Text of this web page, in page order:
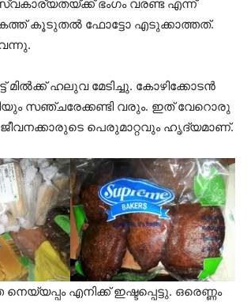
സ്വകാര്യതയ്ക്ക് ഭംഗം വരണ്ട എന്ന്
കൂടുതൽ ഫോട്ടോ എടുക്കാത്തത്.
വന്നു.
ഹലുവ മേടിച്ചു. കോഴിക്കോടൻ
സഞ്ചരേക്കണ്ടി വരും. ഇത് വേറൊരു
ജീവനക്കാരുടെ പെരുമാറ്റവും ഹൃദ്യമാണ്.
നെയ്യപ്പം എനിക്ക് ഇഷ്ടപ്പെട്ടു. ഒരെണ്ണം